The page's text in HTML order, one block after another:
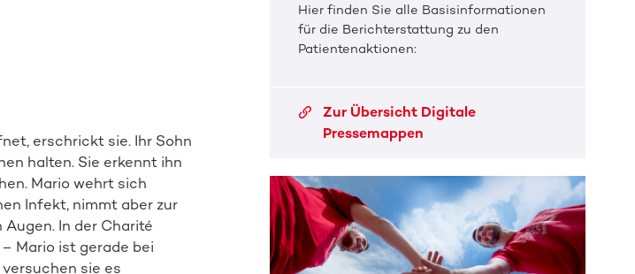
erschrickt sie. Ihr Sohn
halten. Sie erkennt ihn
Mario wehrt sich
Infekt, nimmt aber zur
In der Charité
Mario ist gerade bei
sie es
Hier finden Sie alle Basisinformationen
für die Berichterstattung zu den
Patientenaktionen:
Zur Übersicht Digitale
Pressemappen
Aktion